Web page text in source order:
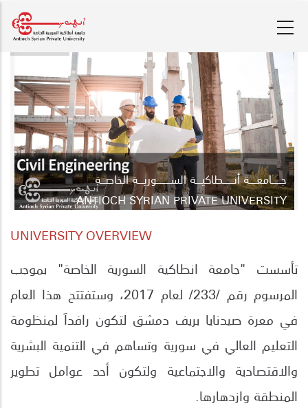
main
content
جـــــــامعـــــة أنــــــــطاكيــــة الســــــــــوريــــة الخاصـــة
ANTIOCH SYRIAN PRIVATE UNIVERSITY
UNIVERSITY OVERVIEW
تأسست "جامعة انطاكية السورية الخاصة" بموجب
المرسوم رقم /233/ لعام 2017، وستفتتح هذا العام
في معرة صيدنايا بريف دمشق لتكون رافداَ لمنظومة
التعليم العالي في سورية وتساهم في التنمية البشرية
والاقتصادية والاجتماعية ولتكون أحد عوامل تطوير
المنطقة وازدهارها.